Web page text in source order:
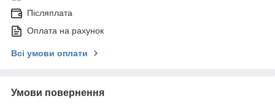
Післяплата
Оплата на рахунок
Всі умови оплати
Умови повернення